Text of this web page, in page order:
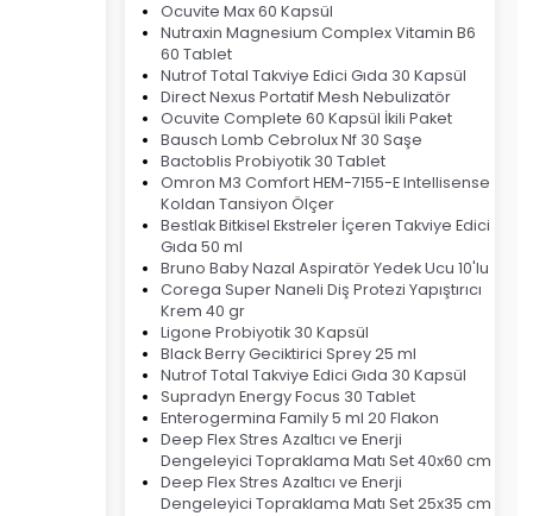
Ocuvite Max 60 Kapsül
Nutraxin Magnesium Complex Vitamin B6
60 Tablet
Nutrof Total Takviye Edici Gıda 30 Kapsül
Direct Nexus Portatif Mesh Nebulizatör
Ocuvite Complete 60 Kapsül İkili Paket
Bausch Lomb Cebrolux Nf 30 Saşe
Bactoblis Probiyotik 30 Tablet
Omron M3 Comfort HEM-7155-E Intellisense
Koldan Tansiyon Ölçer
Bestlak Bitkisel Ekstreler İçeren Takviye Edici
Gıda 50 ml
Bruno Baby Nazal Aspiratör Yedek Ucu 10'lu
Corega Super Naneli Diş Protezi Yapıştırıcı
Krem 40 gr
Ligone Probiyotik 30 Kapsül
Black Berry Geciktirici Sprey 25 ml
Nutrof Total Takviye Edici Gıda 30 Kapsül
Supradyn Energy Focus 30 Tablet
Enterogermina Family 5 ml 20 Flakon
Deep Flex Stres Azaltıcı ve Enerji
Dengeleyici Topraklama Matı Set 40x60 cm
Deep Flex Stres Azaltıcı ve Enerji
Dengeleyici Topraklama Matı Set 25x35 cm